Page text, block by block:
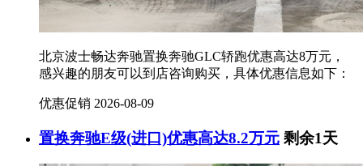
北京波士畅达奔驰置换奔驰GLC轿跑优惠高达8万元，
感兴趣的朋友可以到店咨询购买，具体优惠信息如下：
优惠促销 2026-08-09
置换奔驰E级(进口)优惠高达8.2万元 剩余1天